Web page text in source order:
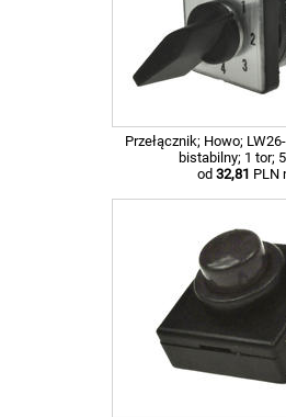
Przełącznik; Howo;
bistabilny; 1 tor;
od 32,81 PLN